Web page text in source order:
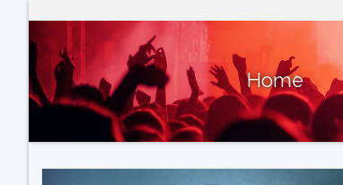
Home